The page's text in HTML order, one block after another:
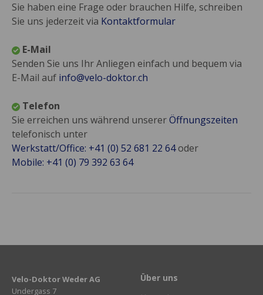
Sie haben eine Frage oder brauchen Hilfe, schreiben
Sie uns jederzeit via Kontaktformular
E-Mail
Senden Sie uns Ihr Anliegen einfach und bequem via
E-Mail auf info@velo-doktor.ch
Telefon
Sie erreichen uns während unsererÖffnungszeiten
telefonisch unter
Werkstatt/Office: +41 (0) 52 681 22 64oder
Mobile: +41 (0) 79 392 63 64
Velo-Doktor Weder AG
Undergass 7
Über uns